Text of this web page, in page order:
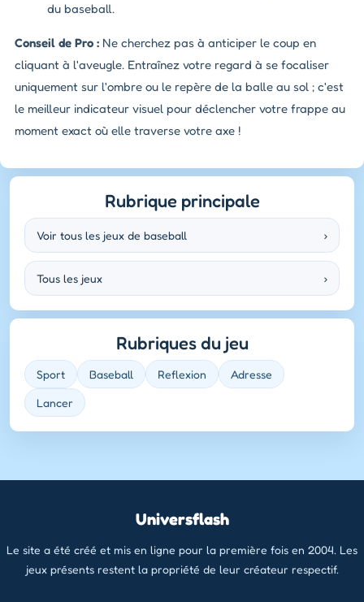
du baseball.
Conseil de Pro : Ne cherchez pas à anticiper le coup en
cliquant à l'aveugle. Entraînez votre regard à se focaliser
uniquement sur l'ombre ou le repère de la balle au sol ; c'est
le meilleur indicateur visuel pour déclencher votre frappe au
moment exact où elle traverse votre axe !
Rubrique principale
Voir tous les jeux de baseball ›
Tous les jeux ›
Rubriques du jeu
Sport Baseball Reflexion Adresse
Lancer
Universflash
Le site a été créé et mis en ligne pour la première fois en 2004. Les
jeux présents restent la propriété de leur créateur respectif.